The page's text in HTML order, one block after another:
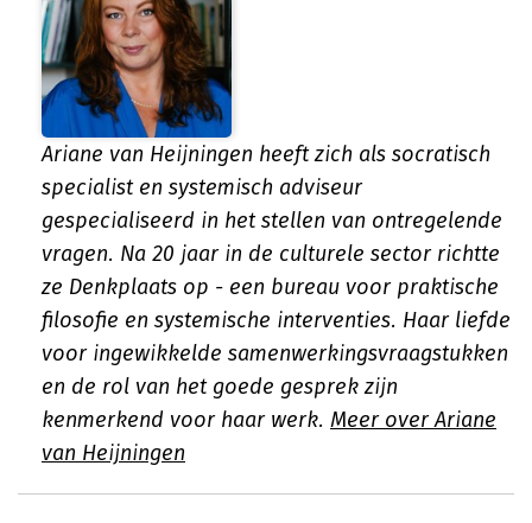
Ariane van Heijningen heeft zich als socratisch
specialist en systemisch adviseur
gespecialiseerd in het stellen van ontregelende
vragen. Na 20 jaar in de culturele sector richtte
ze Denkplaats op - een bureau voor praktische
filosofie en systemische interventies. Haar liefde
voor ingewikkelde samenwerkingsvraagstukken
en de rol van het goede gesprek zijn
kenmerkend voor haar werk. Meer over Ariane
van Heijningen